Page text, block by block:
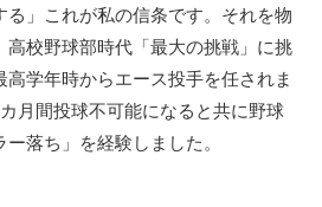
る」これが私の信条です。それを物
校野球部時代「最大の挑戦」に挑
学年時からエース投手を任されま
月間投球不可能になると共に野球
落ち」を経験しました。